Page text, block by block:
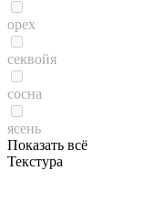
орех
секвойя
сосна
ясень
Показать всё
Текстура